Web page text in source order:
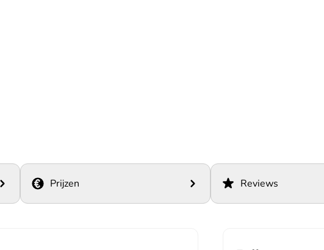
Prijzen Reviews